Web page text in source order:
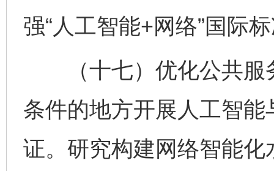
强“人工智能+网络”国际
（十七）优化公共服
条件的地方开展人工智
证。研究构建网络智能